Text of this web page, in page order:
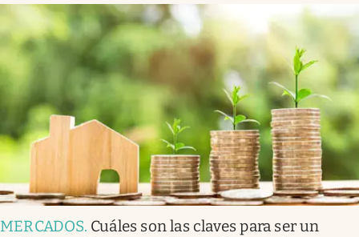
MERCADOS. Cuáles son las claves para ser un